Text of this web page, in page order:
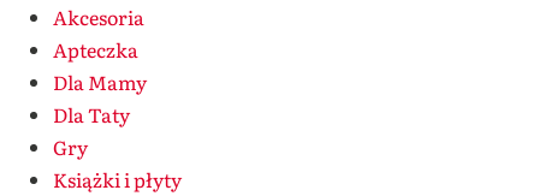
Akcesoria
Apteczka
Dla Mamy
Dla Taty
Gry
Książki i płyty